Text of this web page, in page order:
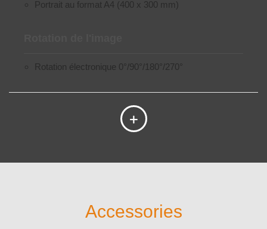
Portrait au format A4 (400 x 300 mm)
Rotation électronique 0°/90°/180°/270°
Accessories